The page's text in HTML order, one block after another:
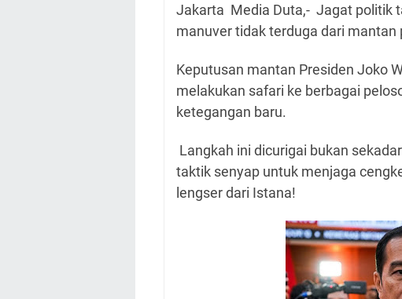
Jakarta Media Duta,- Jagat politik
manuver tidak terduga dari mantan
Keputusan mantan Presiden Joko
melakukan safari ke berbagai
ketegangan baru.
Langkah ini dicurigai bukan
taktik senyap untuk menjaga
lengser dari Istana!